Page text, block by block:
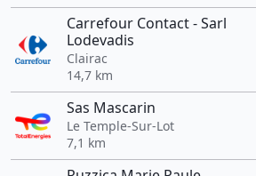
Carrefour Contact - Sarl
Lodevadis
Clairac
14,7 km
Sas Mascarin
Le Temple-Sur-Lot
7,1 km